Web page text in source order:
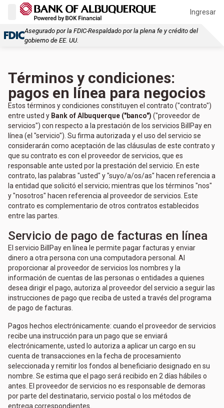
Ingresar
Asegurado por la FDIC-Respaldado por la plena fe y crédito del
gobierno de EE. UU.
Términos y condiciones:
pagos en línea para negocios
Estos términos y condiciones constituyen el contrato ("contrato")
entre usted y Bank of Albuquerque ("banco") ("proveedor de
servicios") con respecto a la prestación de los servicios BillPay en
línea (el "servicio"). Su firma autorizada y el uso del servicio se
considerarán como aceptación de las cláusulas de este contrato y
que su contrato es con el proveedor de servicios, que es
responsable ante usted por la prestación del servicio. En este
contrato, las palabras "usted" y "suyo/a/os/as" hacen referencia a
la entidad que solicitó el servicio; mientras que los términos "nos"
y "nosotros" hacen referencia al proveedor de servicios. Este
contrato es complementario de otros contratos establecidos
entre las partes.
Servicio de pago de facturas en línea
El servicio BillPay en línea le permite pagar facturas y enviar
dinero a otra persona con una computadora personal. Al
proporcionar al proveedor de servicios los nombres y la
información de cuentas de las personas o entidades a quienes
desea dirigir el pago, autoriza al proveedor del servicio a seguir las
instrucciones de pago que reciba de usted a través del programa
de pago de facturas.
Pagos hechos electrónicamente: cuando el proveedor de servicios
recibe una instrucción para un pago que se enviará
electrónicamente, usted lo autoriza a aplicar un cargo en su
cuenta de transacciones en la fecha de procesamiento
seleccionada y remitir los fondos al beneficiario designado en su
nombre. Se estima que el pago será recibido en 2 días hábiles o
antes. El proveedor de servicios no es responsable de demoras
por parte del destinatario, servicio postal o los métodos de
entrega correspondientes.